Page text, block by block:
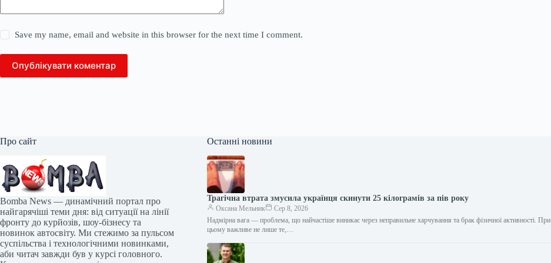
Save my name, email and website in this browser for the next time I comment.
Опублікувати коментар
Про сайт
Bomba News — динамічний портал про
найгарячіші теми дня: від ситуації на лінії
фронту до курйозів, шоу-бізнесу та
новинок автосвіту. Ми стежимо за пульсом
суспільства і технологічними новинками,
аби читач завжди був у курсі головного.
Останні новини
Трагічна втрата змусила українця скинути 25 кілограмів за пів року
Оксана Мельник
Сер 8, 2026
Надмірна вага — проблема, що найчастіше виникає через неправильне харчування та брак фізичної активності. При
цьому важливе не лише те,…